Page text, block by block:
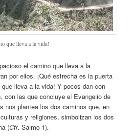
que lleva a la vida!
el camino que lleva a la
por ellos. ¡Qué estrecha es la puerta
lleva a la vida! Y pocos dan con
con las que concluye el Evangelio de
nos plantea los dos caminos que, en
y religiones, simbolizan los dos
(Cfr. Salmo 1).